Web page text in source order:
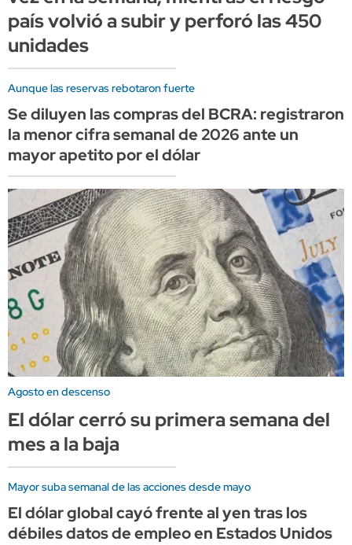
país volvió a subir y perforó las 450
unidades
Aunque las reservas rebotaron fuerte
Se diluyen las compras del BCRA: registraron
la menor cifra semanal de 2026 ante un
mayor apetito por el dólar
Agosto en descenso
El dólar cerró su primera semana del
mes a la baja
Mayor suba semanal de las acciones desde mayo
El dólar global cayó frente al yen tras los
débiles datos de empleo en Estados Unidos